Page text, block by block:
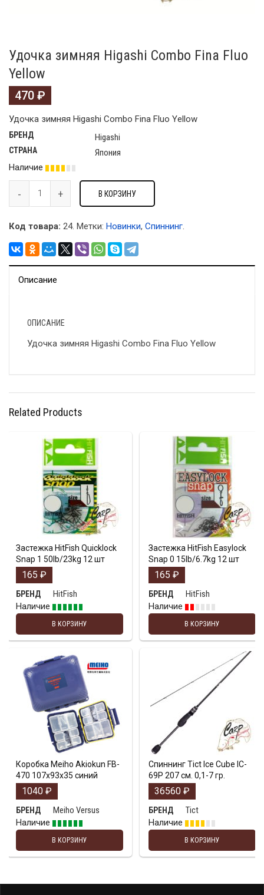
Удочка зимняя Higashi Combo Fina Fluo
Yellow
470 ₽
Удочка зимняя Higashi Combo Fina Fluo Yellow
БРЕНД Higashi
СТРАНА
Япония
Наличие
В КОРЗИНУ
Код товара: 24. Метки: Новинки, Спиннинг.
Описание
ОПИСАНИЕ
Удочка зимняя Higashi Combo Fina Fluo Yellow
Related Products
Застежка HitFish Quicklock
Snap 1 50lb/23kg 12 шт
165 ₽
БРЕНД
HitFish
Наличие
В КОРЗИНУ
Застежка HitFish Easylock
Snap 0 15lb/6.7kg 12 шт
165 ₽
БРЕНД
HitFish
Наличие
В КОРЗИНУ
Коробка Meiho Akiokun FB-
470 107x93x35 синий
1040 ₽
БРЕНД
Meiho Versus
Наличие
В КОРЗИНУ
Спиннинг Tict Ice Cube IC-
69P 207 см. 0,1-7 гр.
36560 ₽
БРЕНД
Tict
Наличие
В КОРЗИНУ